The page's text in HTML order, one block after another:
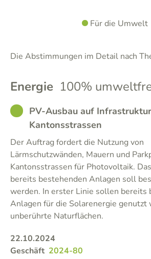
Für die Umwelt
Die Abstimmungen im Detail nach
Energie 100%
GOODPV-Ausbau auf
Kantonsstrassen
Der Auftrag fordert die Nutzung von
Lärmschutzwänden, Mauern und
Kantonsstrassen für Photovoltaik.
bereits bestehenden Anlagen soll
werden. In erster Linie sollen bereits
Anlagen für die Solarenergie genutzt
unberührte Naturflächen.
22.10.2024
Geschäft 2024-80